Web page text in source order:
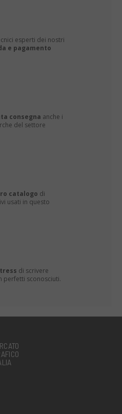
esperti dei nostri
e pagamento
consegna anche i
del settore
catalogo di
usati in questo
di scrivere
perfetti sconosciuti.